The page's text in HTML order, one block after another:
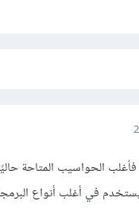
فأغلب الحواسيب المتاحة